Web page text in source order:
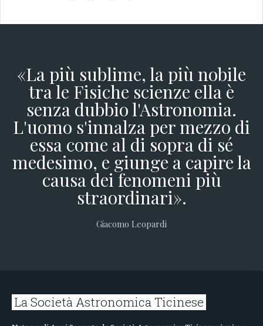
«La più sublime, la più nobile
tra le Fisiche scienze ella è
senza dubbio l'Astronomia.
L'uomo s'innalza per mezzo di
essa come al di sopra di sé
medesimo, e giunge a capire la
causa dei fenomeni più
straordinari».
Giacomo Leopardi
La Società Astronomica Ticinese